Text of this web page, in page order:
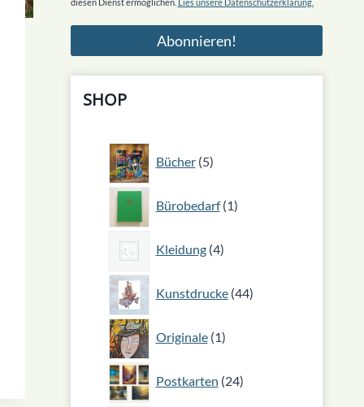
diesen Dienst ermöglichen. Lies unsere Datenschutzerklärung.
SHOP
Bücher 5
5
Produkte
Bürobedarf 1
1
Produkt
Kleidung 4
4
Produkte
Kunstdrucke 44
44
Produkte
Originale 1
1
Produkt
Postkarten 24
24
Produkte